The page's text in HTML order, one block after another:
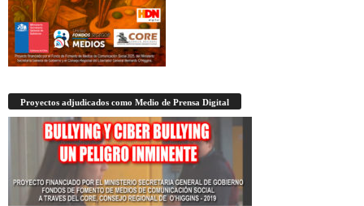
Proyectos adjudicados como Medio de Prensa Digital